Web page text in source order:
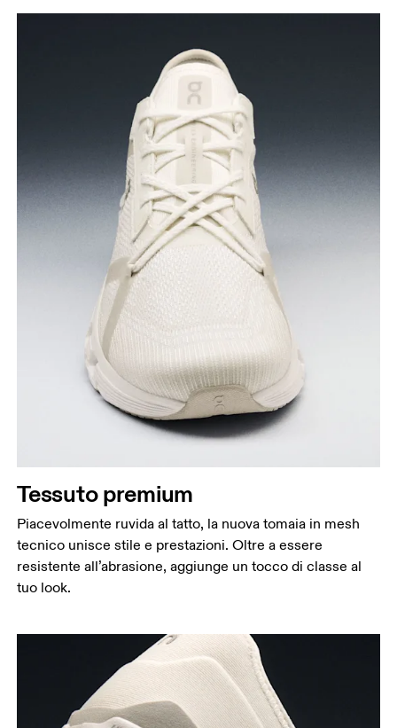
Tessuto premium
Piacevolmente ruvida al tatto, la nuova tomaia in mesh
tecnico unisce stile e prestazioni. Oltre a essere
resistente all’abrasione, aggiunge un tocco di classe al
tuo look.